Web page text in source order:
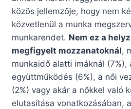
közös jellemzője, hogy nem
közvetlenül a munka
munkarendet. Nem ez a
megfigyelt mozzanatoknál,
munkaidő alatti imáknál
együttműködés (6%), a női
(2%) vagy akár a nőkkel való
elutasítása vonatkozásában,